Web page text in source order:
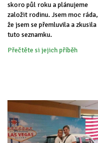
skoro půl roku a plánujeme
založit rodinu. Jsem moc ráda,
že jsem se přemluvila a zkusila
tuto seznamku.
Přečtěte si jejich příběh